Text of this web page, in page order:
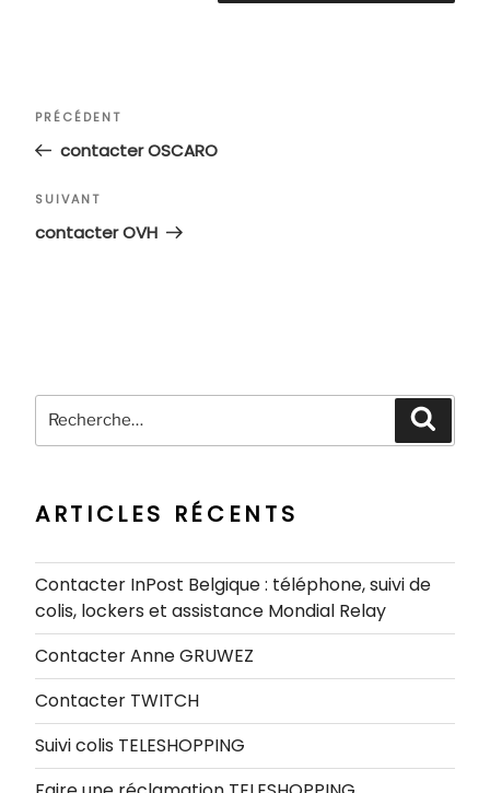
Navigation
l’article
Article
précédent
PRÉCÉDENT
contacter OSCARO
Article
suivant
SUIVANT
contacter OVH
Recherche
pour
ARTICLES RÉCENTS
Contacter InPost Belgique : téléphone, suivi de
colis, lockers et assistance Mondial Relay
Contacter Anne GRUWEZ
Contacter TWITCH
Suivi colis TELESHOPPING